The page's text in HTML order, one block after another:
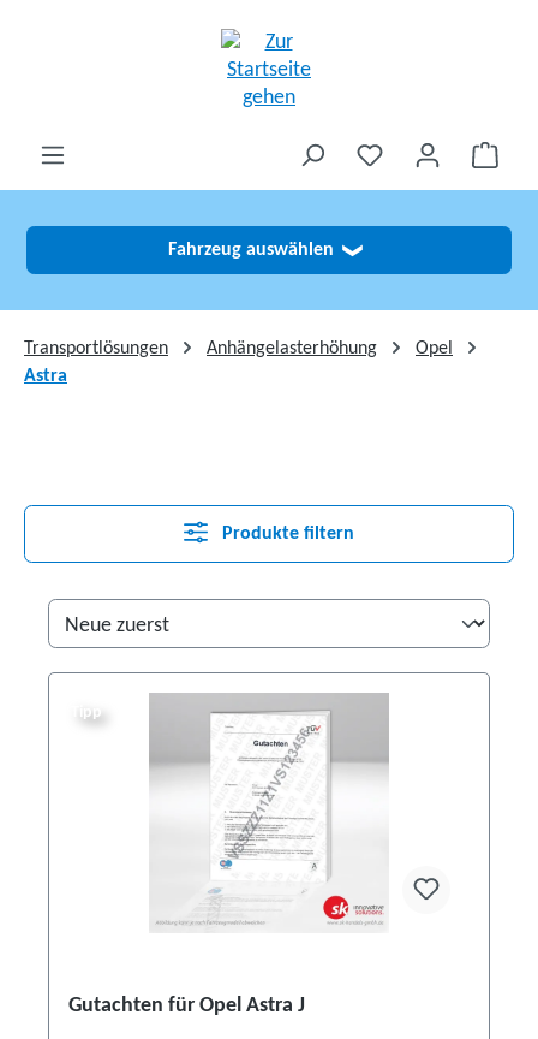
Fahrzeug auswählen ❯
Transportlösungen Anhängelasterhöhung
Opel
Astra
Produkte filtern
Tipp
Gutachten für Opel Astra J